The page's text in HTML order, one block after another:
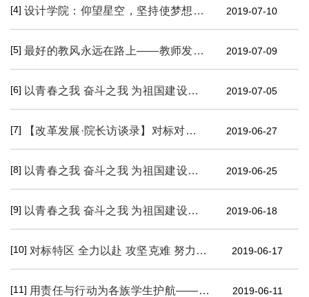
[4] 设计学院：仰望星空，坚持使梦想更有意义 2019-07-10
[5] 最好的教风永远在路上——教师发展与教学评估中心工作综述 2019-07-09
[6] 以青春之我 奋斗之我 为祖国建设添砖加瓦——我校优秀毕业生风采展之三 2019-07-05
[7] 【改革发展·院长访谈录】对标对表 双轮驱动 大力培养适应民族地区经济社会发展需求及现代经管学科发展规律的复合型经管人才——对话经济管理学院院长刘大志 2019-06-27
[8] 以青春之我 奋斗之我 为祖国建设添砖加瓦——我校优秀毕业生风采展之二 2019-06-25
[9] 以青春之我 奋斗之我 为祖国建设添砖加瓦——我校优秀毕业生风采展之一 2019-06-18
[10] 对标特区 全力以赴 攻坚克难 努力交出一份满意答卷——对话物理与材料工程学院院长董斌 2019-06-17
[11] 用责任与行动为各族学生护航——生命科学学院考研工作侧记 2019-06-11